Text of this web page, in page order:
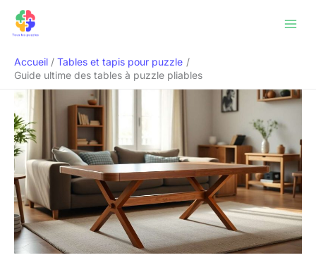
Accueil
Tables et tapis pour puzzle
Guide ultime des tables à puzzle pliables
Rechercher